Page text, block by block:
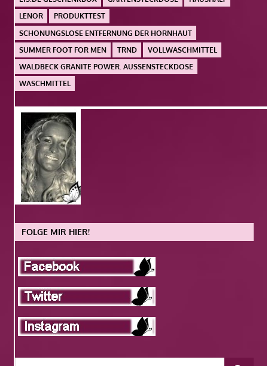
LENOR
PRODUKTTEST
SCHONUNGSLOSE ENTFERNUNG DER HORNHAUT
SUMMER FOOT FOR MEN
TRND
VOLLWASCHMITTEL
WALDBECK GRANITE POWER. AUSSENSTECKDOSE
WASCHMITTEL
FOLGE MIR HIER!